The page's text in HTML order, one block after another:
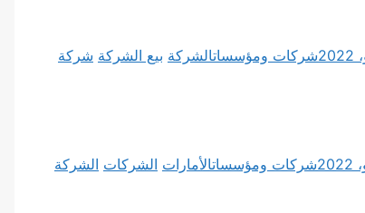
شركات ومؤسساتالشركة بيع الشركة شركة
شركات ومؤسساتالأمارات الشركات الشركة